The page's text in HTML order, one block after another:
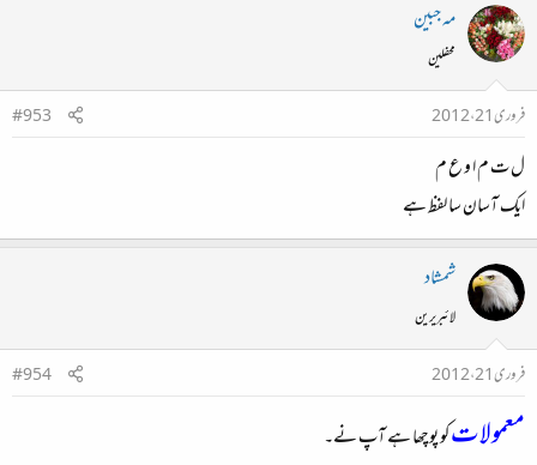
مہ جبین
محفلین
فروری 21، 2012
#953
ل ت م ا و ع م
ایک آسان سا لفظ ہے
شمشاد
لائبریرین
فروری 21، 2012
#954
معمولاتکو پوچھا ہے آپ نے۔